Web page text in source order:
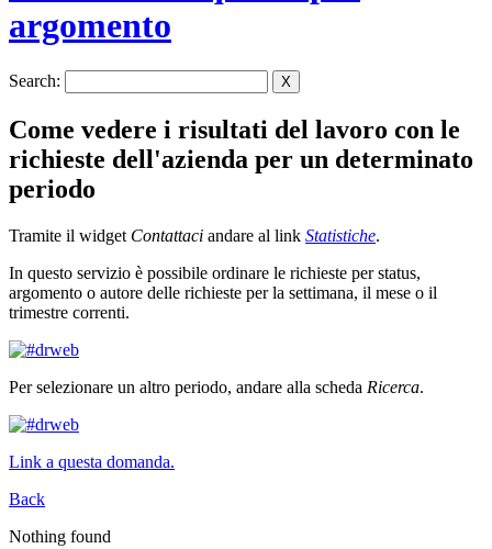
argomento
Search: X
Come vedere i risultati del lavoro con le
richieste dell'azienda per un determinato
periodo
Tramite il widget Contattaci andare al link Statistiche.
In questo servizio è possibile ordinare le richieste per status,
argomento o autore delle richieste per la settimana, il mese o il
trimestre correnti.
Per selezionare un altro periodo, andare alla scheda Ricerca.
Link a questa domanda.
Back
Nothing found